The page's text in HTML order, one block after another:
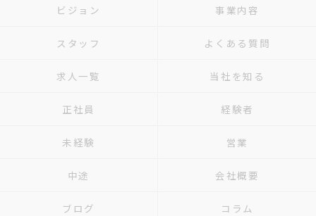
ビジョン 事業内容
スタッフ よくある質問
求人一覧 当社を知る
正社員 経験者
未経験 営業
中途 会社概要
ブログ コラム